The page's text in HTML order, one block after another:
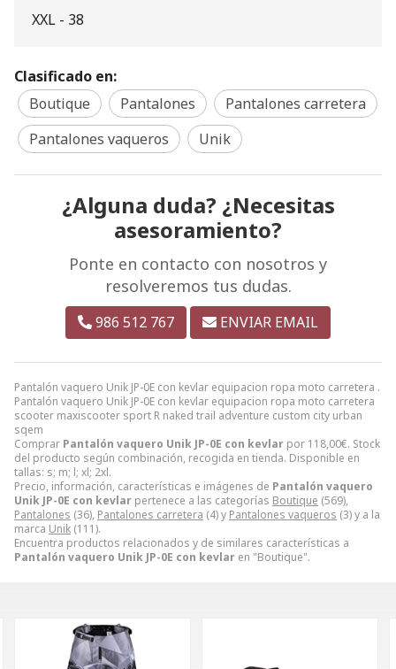
Pantalón vaquero Unik JP-0E con kevlar equipacion ropa moto carretera .
Pantalón vaquero Unik JP-0E con kevlar equipacion ropa moto carretera
scooter maxiscooter sport R naked trail adventure custom city urban
sqem
Comprar Pantalón vaquero Unik JP-0E con kevlar por 118,00€. Stock
del producto según combinación, recogida en tienda. Disponible en
tallas: s; m; l; xl; 2xl.
Precio, información, características e imágenes de Pantalón vaquero
Unik JP-0E con kevlar pertenece a las categorías Boutique (569),
Pantalones (36), Pantalones carretera (4) y Pantalones vaqueros (3) y a la
marca Unik (111).
Encuentra productos relacionados y de similares características a
Pantalón vaquero Unik JP-0E con kevlar en "Boutique".
XXL - 38
Clasificado en:
Boutique
Pantalones
Pantalones carretera
Pantalones vaqueros
Unik
¿Alguna duda? ¿Necesitas
asesoramiento?
Ponte en contacto con nosotros y
resolveremos tus dudas.
986 512 767 ENVIAR EMAIL